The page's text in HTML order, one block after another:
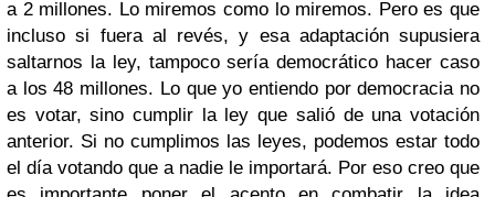
a 2 millones. Lo miremos como lo miremos. Pero es que
incluso si fuera al revés, y esa adaptación supusiera
saltarnos la ley, tampoco sería democrático hacer caso
a los 48 millones. Lo que yo entiendo por democracia no
es votar, sino cumplir la ley que salió de una votación
anterior. Si no cumplimos las leyes, podemos estar todo
el día votando que a nadie le importará. Por eso creo que